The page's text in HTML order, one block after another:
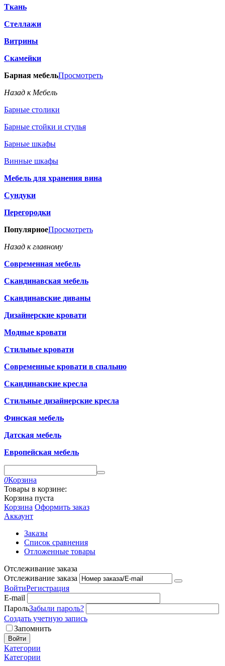
Ткань
Стеллажи
Витрины
Скамейки
Барная мебельПросмотреть
Назад к Мебель
Барные столики
Барные стойки и стулья
Барные шкафы
Винные шкафы
Мебель для хранения вина
Сундуки
Перегородки
ПопулярноеПросмотреть
Назад к главному
Современная мебель
Скандинавская мебель
Скандинавские диваны
Дизайнерские кровати
Модные кровати
Стильные кровати
Современные кровати в спальню
Скандинавские кресла
Стильные дизайнерские кресла
Финская мебель
Датская мебель
Европейская мебель
0Корзина
Товары в корзине:
Корзина пуста
Корзина Оформить заказ
Аккаунт
Заказы
Список сравнения
Отложенные товары
Отслеживание заказа
Отслеживание заказа
ВойтиРегистрация
E-mail
ПарольЗабыли пароль?
Создать учетную запись
Запомнить
Войти
Категории
Категории